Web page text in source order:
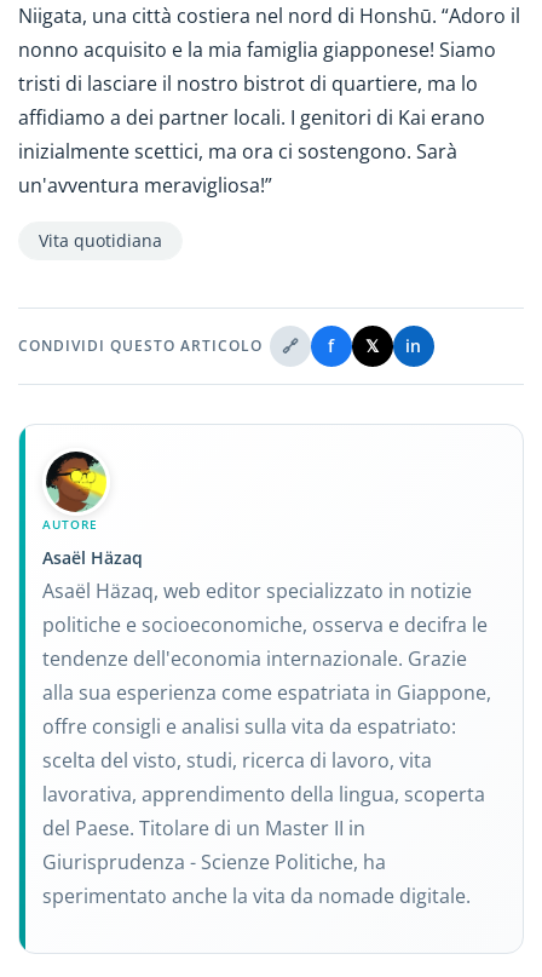
Niigata, una città costiera nel nord di Honshū. “Adoro il
nonno acquisito e la mia famiglia giapponese! Siamo
tristi di lasciare il nostro bistrot di quartiere, ma lo
affidiamo a dei partner locali. I genitori di Kai erano
inizialmente scettici, ma ora ci sostengono. Sarà
un'avventura meravigliosa!”
Vita quotidiana
CONDIVIDI QUESTO ARTICOLO 🔗 f 𝕏 in
AUTORE
Asaël Häzaq
Asaël Häzaq, web editor specializzato in notizie
politiche e socioeconomiche, osserva e decifra le
tendenze dell'economia internazionale. Grazie
alla sua esperienza come espatriata in Giappone,
offre consigli e analisi sulla vita da espatriato:
scelta del visto, studi, ricerca di lavoro, vita
lavorativa, apprendimento della lingua, scoperta
del Paese. Titolare di un Master II in
Giurisprudenza - Scienze Politiche, ha
sperimentato anche la vita da nomade digitale.